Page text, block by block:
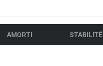
AMORTI STABILITÉ